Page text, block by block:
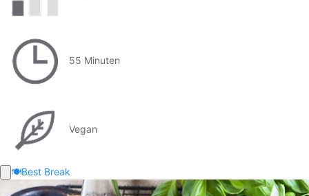
55 Minuten
Vegan
🍽️Best Break